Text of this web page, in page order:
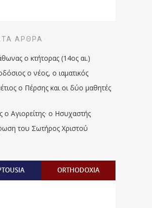
ΆΡΘΡΑ
ο κτήτορας (14ος αι.)
ο νέος, ο ιαματικός
ο Πέρσης και οι δύο μαθητές
ο Αγιορείτης · ο Ησυχαστής
του Σωτήρος Χριστού
ORTHODOXIA